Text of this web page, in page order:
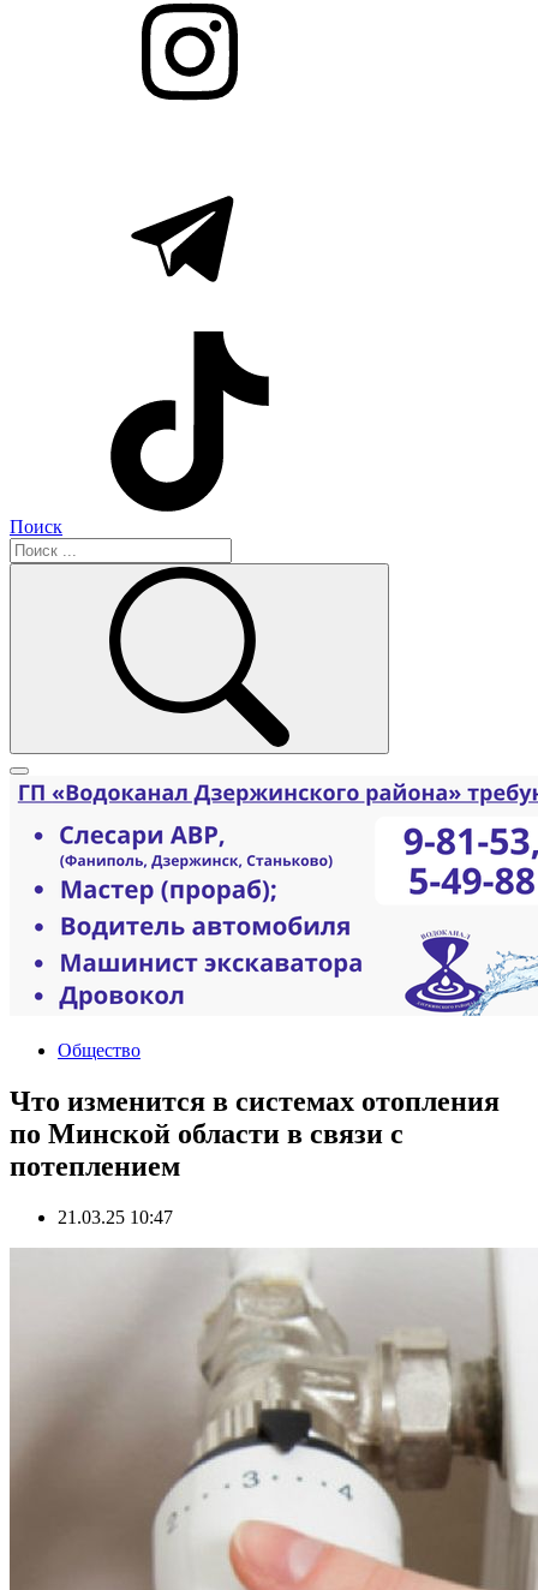
Поиск
Общество
Что изменится в системах отопления
по Минской области в связи с
потеплением
21.03.25 10:47